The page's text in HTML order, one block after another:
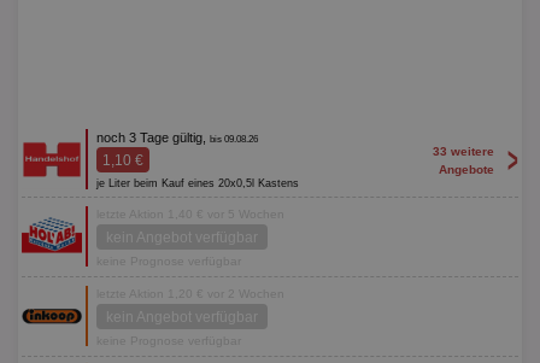
noch 3 Tage gültig, bis 09.08.26
1,10 €
je Liter beim Kauf eines 20x0,5l Kastens
33 weitere
Angebote
>
letzte Aktion 1,40 € vor 5 Wochen
kein Angebot verfügbar
keine Prognose verfügbar
letzte Aktion 1,20 € vor 2 Wochen
kein Angebot verfügbar
keine Prognose verfügbar